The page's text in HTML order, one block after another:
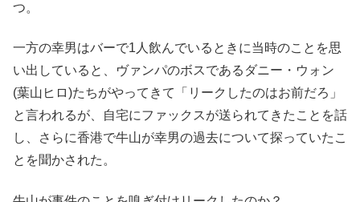
つ。
一方の幸男はバーで1人飲んでいるときに当時のことを思
い出していると、ヴァンパのボスであるダニー・ウォン
(葉山ヒロ)たちがやってきて「リークしたのはお前だろ」
と言われるが、自宅にファックスが送られてきたことを話
し、さらに香港で牛山が幸男の過去について探っていたこ
とを聞かされた。